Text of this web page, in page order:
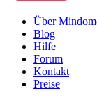
Über
Blog
Hilfe
Forum
Kontakt
Preise